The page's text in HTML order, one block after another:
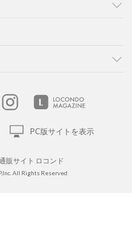
PC版サイトを表示
販サイト ロコンド
All Rights Reserved